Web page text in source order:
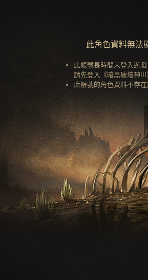
此角色資料無法
此帳號長時間未登入遊
請先登入《暗黑破壞神III
此帳號的角色資料不存